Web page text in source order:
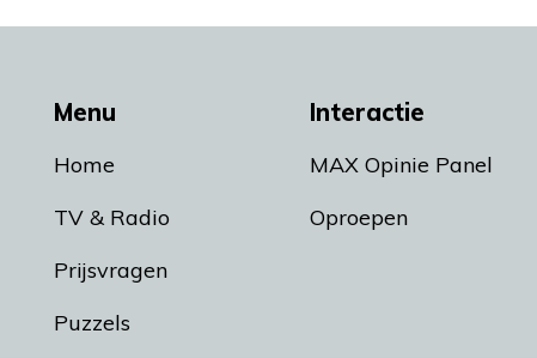
Menu
Home
TV & Radio
Prijsvragen
Puzzels
Interactie
MAX Opinie Panel
Oproepen